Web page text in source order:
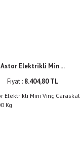
Astor Elektrikli Min ...
Fiyat : 8.404,80 TL